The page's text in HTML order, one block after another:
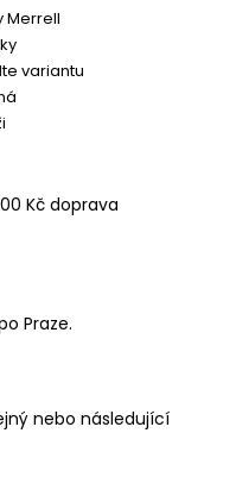
Merrell
variantu
Kč doprava
Praze.
nebo následující